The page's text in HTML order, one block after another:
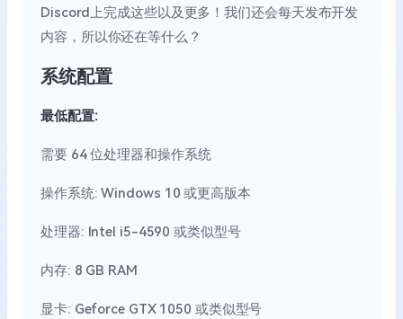
Discord上完成这些以及更多！我们还会每天发布开发
内容，所以你还在等什么？
系统配置
最低配置:
需要 64 位处理器和操作系统
操作系统: Windows 10 或更高版本
处理器: Intel i5-4590 或类似型号
内存: 8 GB RAM
显卡: Geforce GTX 1050 或类似型号